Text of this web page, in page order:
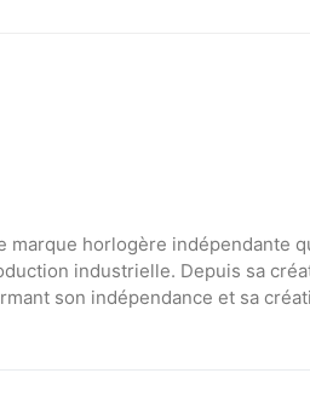
marque horlogère indépendante
industrielle. Depuis sa
son indépendance et sa